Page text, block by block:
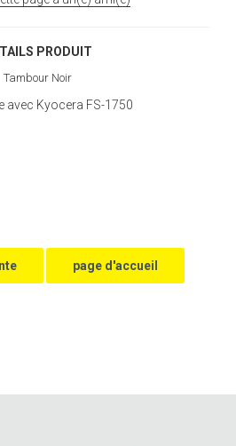
PRODUIT
Tambour Noir
avec Kyocera FS-1750